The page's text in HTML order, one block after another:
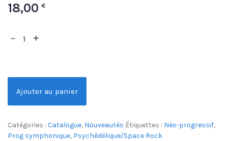
18,00 €
Ajouter au panier
Catégories : Catalogue, Nouveautés Étiquettes : Néo-progressif,
Prog symphonique, Psychédélique/Space Rock